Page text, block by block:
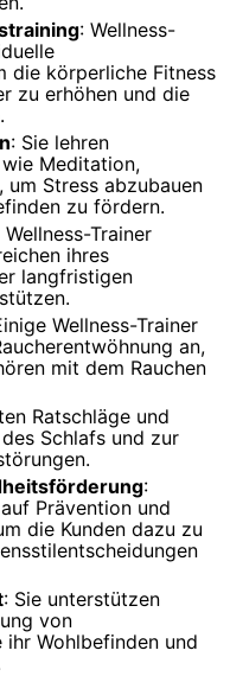
: Wellness-
die körperliche Fitness
zu erhöhen und die
: Sie lehren
Meditation,
um Stress abzubauen
zu fördern.
Wellness-Trainer
ihres
langfristigen
Wellness-Trainer
an,
mit dem Rauchen
Ratschläge und
Schlafs und zur
:
Prävention und
die Kunden dazu zu
: Sie unterstützen
von
Wohlbefinden und